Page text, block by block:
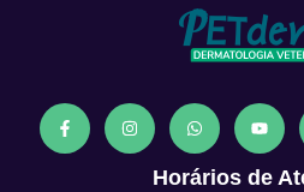
Horários de